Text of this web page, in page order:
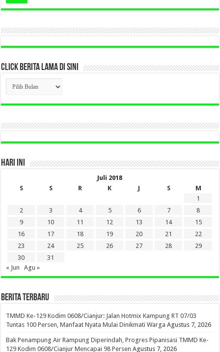
CLICK BERITA LAMA DI SINI
CLICK
BERITA
LAMA
DI
HARI INI
Juli 2018
S
S R K J S
M
1
2
3 4 5 6 7
8
9
10 11 12 13 14
15
16
17 18 19 20 21
22
23
24 25 26 27 28
29
30
31
« Jun
Agu »
BERITA TERBARU
TMMD Ke-129 Kodim 0608/Cianjur: Jalan Hotmix Kampung RT 07/03
Tuntas 100 Persen, Manfaat Nyata Mulai Dinikmati Warga Agustus 7, 2026
Bak Penampung Air Rampung Diperindah, Progres Pipanisasi TMMD Ke-
129 Kodim 0608/Cianjur Mencapai 98 Persen Agustus 7, 2026